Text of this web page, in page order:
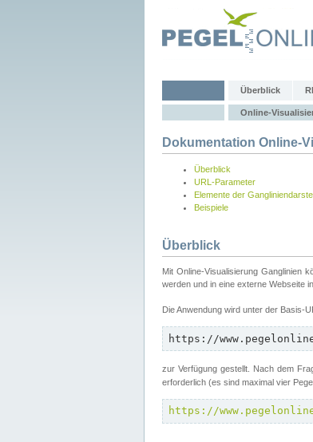
Überblick
Online-
Dokumentation Online-
Überblick
URL-Parameter
Elemente der
Beispiele
Überblick
Mit Online-Visualisierung Ganglinien
werden und in eine externe Webseite
Die Anwendung wird unter der Basis-
https://
zur Verfügung gestellt. Nach dem
erforderlich (es sind maximal vier
https://